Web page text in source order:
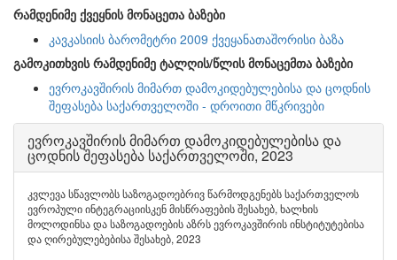
რამდენიმე ქვეყნის მონაცეთა ბაზები
კავკასიის ბარომეტრი 2009 ქვეყანათაშორისი ბაზა
გამოკითხვის რამდენიმე ტალღის/წლის მონაცემთა ბაზები
ევროკავშირის მიმართ დამოკიდებულებისა და ცოდნის
შეფასება საქართველოში - დროითი მწკრივები
ევროკავშირის მიმართ დამოკიდებულებისა და
ცოდნის შეფასება საქართველოში, 2023
კვლევა სწავლობს საზოგადოებრივ წარმოდგენებს საქართველოს
ევროპული ინტეგრაციისკენ მისწრაფების შესახებ, ხალხის
მოლოდინსა და საზოგადოების აზრს ევროკავშირის ინსტიტუტებისა
და ღირებულებებისა შესახებ, 2023